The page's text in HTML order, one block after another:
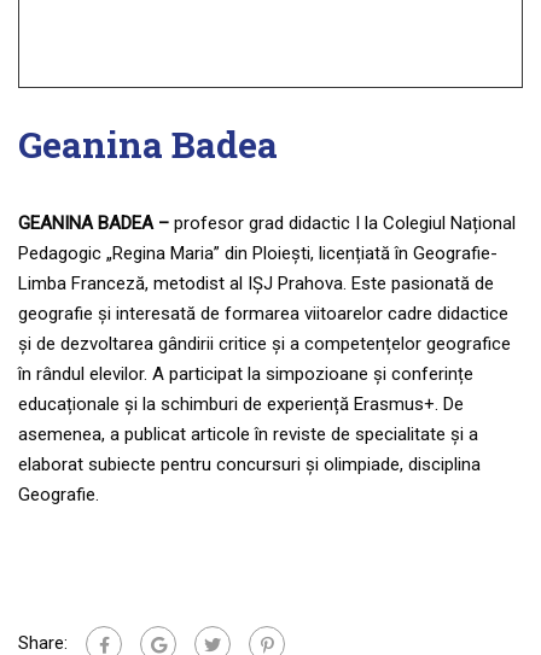
Geanina Badea
GEANINA BADEA – profesor grad didactic I la Colegiul Național
Pedagogic „Regina Maria” din Ploiești, licențiată în Geografie-
Limba Franceză, metodist al IȘJ Prahova. Este pasionată de
geografie și interesată de formarea viitoarelor cadre didactice
și de dezvoltarea gândirii critice și a competențelor geografice
în rândul elevilor. A participat la simpozioane și conferințe
educaționale și la schimburi de experiență Erasmus+. De
asemenea, a publicat articole în reviste de specialitate și a
elaborat subiecte pentru concursuri și olimpiade, disciplina
Geografie.
Share: